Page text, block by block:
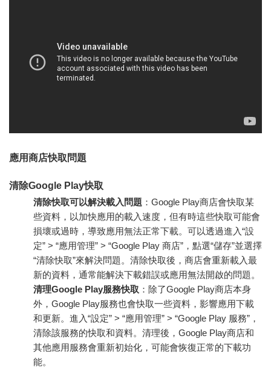
應用商店快取問題
清除Google Play快取
清除快取可以解決載入問題 ：Google Play商店會快取某
些資料，以加快應用的載入速度，但有時這些快取可能會
損壞或過時，導致應用無法正常下載。可以透過進入“設
定” > “應用管理” > “Google Play 商店”，點選“儲存”並選擇
“清除快取”來解決問題。清除快取後，商店會重新載入最
新的資料，通常能解決下載錯誤或應用無法開啟的問題。
清理Google Play服務快取 ：除了Google Play商店本身
外，Google Play服務也會快取一些資料，影響應用下載
和更新。進入“設定” > “應用管理” > “Google Play 服務”，
清除該服務的快取和資料。清理後，Google Play商店和
其他應用服務會重新初始化，可能會恢復正常的下載功
能。